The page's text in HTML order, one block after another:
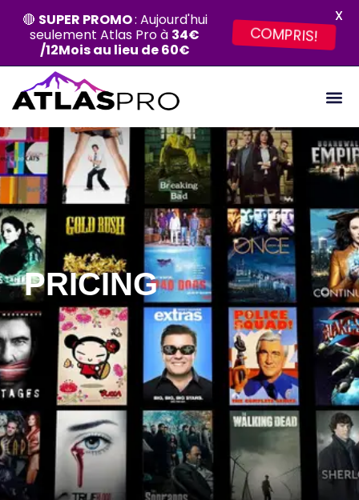
PRICING
🔴 SUPER PROMO: Aujourd'hui
seulement Atlas Pro à 34€
/12Mois au lieu de 60€
COMPRIS!
X